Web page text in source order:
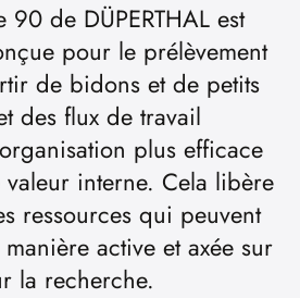
90 de DÜPERTHAL est
pour le prélèvement
de bidons et de petits
des flux de travail
plus efficace
interne. Cela libère
ressources qui peuvent
active et axée sur
la recherche.